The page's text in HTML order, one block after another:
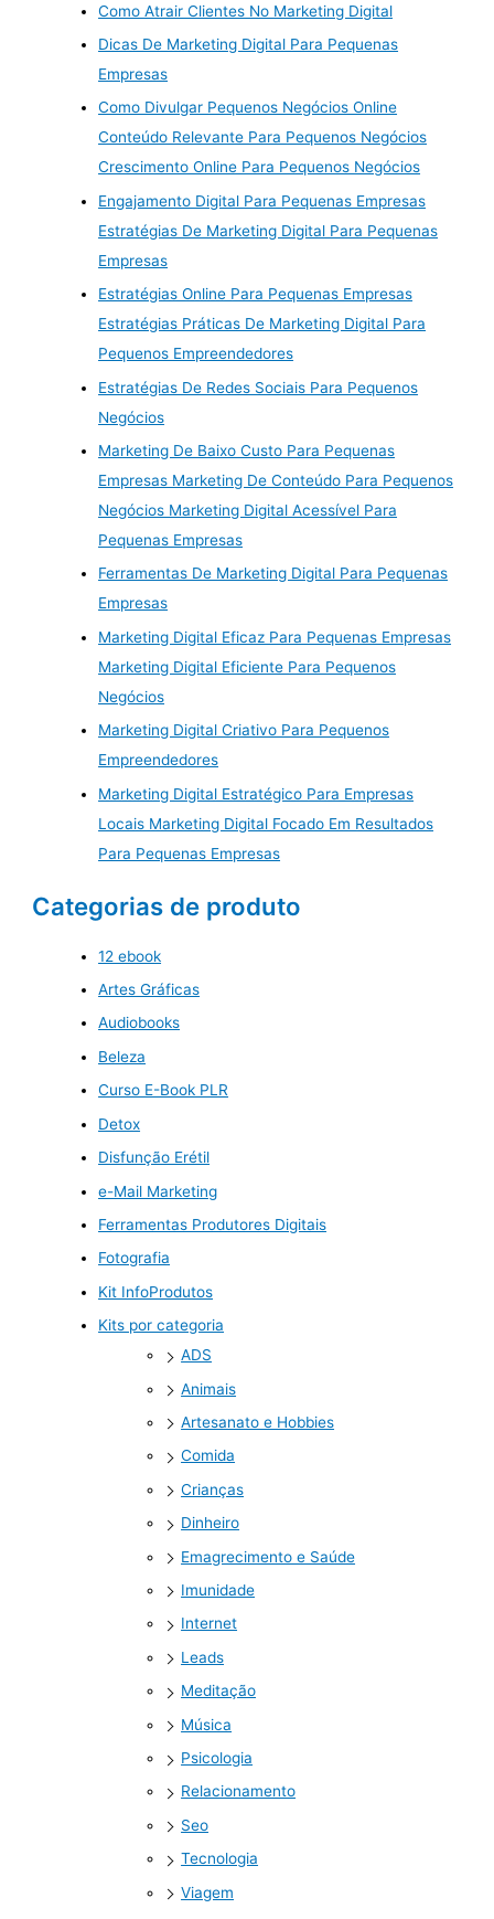
Como Atrair Clientes No Marketing Digital
Dicas De Marketing Digital Para Pequenas
Empresas
Como Divulgar Pequenos Negócios Online
Conteúdo Relevante Para Pequenos Negócios
Crescimento Online Para Pequenos Negócios
Engajamento Digital Para Pequenas Empresas
Estratégias De Marketing Digital Para Pequenas
Empresas
Estratégias Online Para Pequenas Empresas
Estratégias Práticas De Marketing Digital Para
Pequenos Empreendedores
Estratégias De Redes Sociais Para Pequenos
Negócios
Marketing De Baixo Custo Para Pequenas
Empresas Marketing De Conteúdo Para Pequenos
Negócios Marketing Digital Acessível Para
Pequenas Empresas
Ferramentas De Marketing Digital Para Pequenas
Empresas
Marketing Digital Eficaz Para Pequenas Empresas
Marketing Digital Eficiente Para Pequenos
Negócios
Marketing Digital Criativo Para Pequenos
Empreendedores
Marketing Digital Estratégico Para Empresas
Locais Marketing Digital Focado Em Resultados
Para Pequenas Empresas
Categorias de produto
12 ebook
Artes Gráficas
Audiobooks
Beleza
Curso E-Book PLR
Detox
Disfunção Erétil
e-Mail Marketing
Ferramentas Produtores Digitais
Fotografia
Kit InfoProdutos
Kits por categoria
ADS
Animais
Artesanato e Hobbies
Comida
Crianças
Dinheiro
Emagrecimento e Saúde
Imunidade
Internet
Leads
Meditação
Música
Psicologia
Relacionamento
Seo
Tecnologia
Viagem